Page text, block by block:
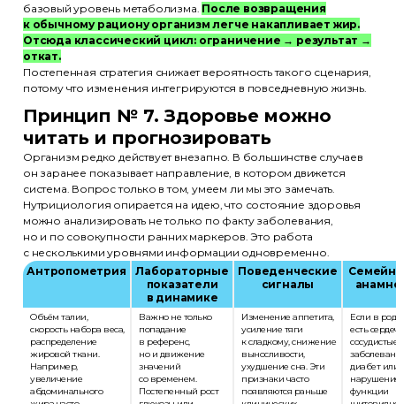
базовый уровень метаболизма. После возвращения
к обычному рациону организм легче накапливает жир.
Отсюда классический цикл: ограничение → результат →
откат.
Постепенная стратегия снижает вероятность такого сценария,
потому что изменения интегрируются в повседневную жизнь.
Принцип № 7. Здоровье можно
читать и прогнозировать
Организм редко действует внезапно. В большинстве случаев
он заранее показывает направление, в котором движется
система. Вопрос только в том, умеем ли мы это замечать.
Нутрициология опирается на идею, что состояние здоровья
можно анализировать не только по факту заболевания,
но и по совокупности ранних маркеров. Это работа
с несколькими уровнями информации одновременно.
Антропометрия
Лабораторные
показатели
в динамике
Поведенческие
сигналы
Объём талии,
скорость набора веса,
распределение
жировой ткани.
Например,
увеличение
абдоминального
Важно не только
попадание
в референс,
но и движение
значений
со временем.
Постепенный рост
Изменение аппетита,
усиление тяги
к сладкому, снижение
выносливости,
ухудшение сна. Эти
признаки часто
появляются раньше
Если в
есть
диабет
функции